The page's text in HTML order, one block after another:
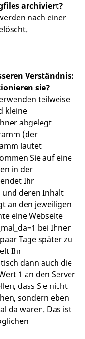
archiviert?
nach einer
Verständnis:
sie?
teilweise
kleine
abgelegt
(der
lautet
Sie auf eine
in der
Ihr
deren Inhalt
an den jeweiligen
eine Webseite
bei Ihnen
Tage später zu
Ihr
dann auch die
1 an den Server
dass Sie nicht
sondern eben
da waren. Das ist